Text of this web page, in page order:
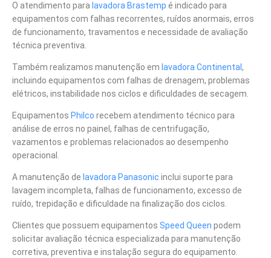
O atendimento para lavadora Brastemp é indicado para
equipamentos com falhas recorrentes, ruídos anormais, erros
de funcionamento, travamentos e necessidade de avaliação
técnica preventiva.
Também realizamos manutenção em lavadora Continental,
incluindo equipamentos com falhas de drenagem, problemas
elétricos, instabilidade nos ciclos e dificuldades de secagem.
Equipamentos Philco recebem atendimento técnico para
análise de erros no painel, falhas de centrifugação,
vazamentos e problemas relacionados ao desempenho
operacional.
A manutenção de lavadora Panasonic inclui suporte para
lavagem incompleta, falhas de funcionamento, excesso de
ruído, trepidação e dificuldade na finalização dos ciclos.
Clientes que possuem equipamentos Speed Queen podem
solicitar avaliação técnica especializada para manutenção
corretiva, preventiva e instalação segura do equipamento.